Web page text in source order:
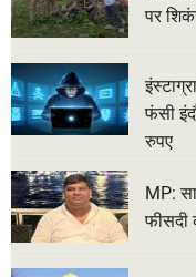
पर
फंसी
रुपए
MP:
फीसदी